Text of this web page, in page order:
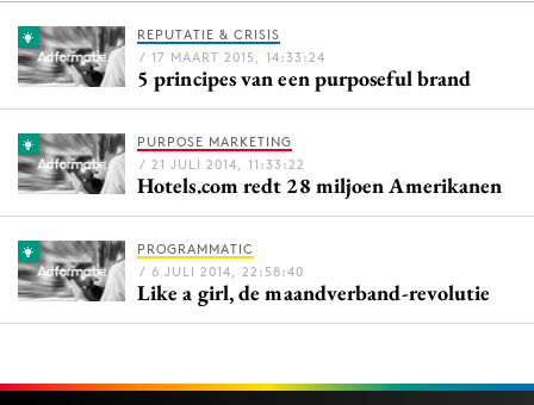
Menu
Home
9 sept: GenAI-training
12 nov: MarketingLive!
Adverteren
Events
Opleidingen
Academy
REPUTATIE & CRISIS
/ 17 MAART 2015, 14:33:24
5 principes van een purposeful brand
PURPOSE MARKETING
/ 21 JULI 2014, 11:33:22
Hotels.com redt 28 miljoen Amerikanen
PROGRAMMATIC
/ 6 JULI 2014, 22:58:40
Like a girl, de maandverband-revolutie